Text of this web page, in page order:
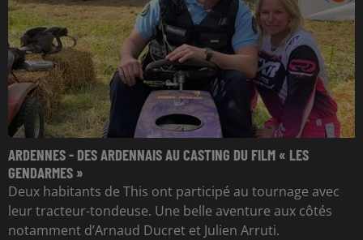
ARDENNES - DES ARDENNAIS AU CASTING DU FILM « LES
GENDARMES »
Deux habitants de This ont participé au tournage avec
leur tracteur-tondeuse. Une belle aventure aux côtés
notamment d’Arnaud Ducret et Julien Arruti.